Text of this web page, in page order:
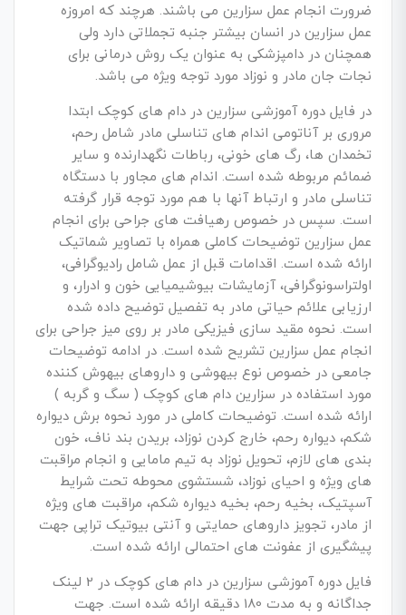
ضرورت انجام عمل سزارین می باشند. هرچند که امروزه
عمل سزارین در انسان بیشتر جنبه تجملاتی دارد ولی
همچنان در دامپزشکی به عنوان یک روش درمانی برای
نجات جان مادر و نوزاد مورد توجه ویژه می باشد.
در فایل دوره آموزشی سزارین در دام های کوچک ابتدا
مروری بر آناتومی اندام های تناسلی مادر شامل رحم،
تخمدان ها، رگ های خونی، رباطات نگهدارنده و سایر
ضمائم مربوطه شده است. اندام های مجاور با دستگاه
تناسلی مادر و ارتباط آنها با هم مورد توجه قرار گرفته
است. سپس در خصوص رهیافت های جراحی برای انجام
عمل سزارین توضیحات کاملی همراه با تصاویر شماتیک
ارائه شده است. اقدامات قبل از عمل شامل رادیوگرافی،
اولتراسونوگرافی، آزمایشات بیوشیمیایی خون و ادرار، و
ارزیابی علائم حیاتی مادر به تفصیل توضیح داده شده
است. نحوه مقید سازی فیزیکی مادر بر روی میز جراحی برای
انجام عمل سزارین تشریح شده است. در ادامه توضیحات
جامعی در خصوص نوع بیهوشی و داروهای بیهوش کننده
مورد استفاده در سزارین دام های کوچک ( سگ و گربه )
ارائه شده است. توضیحات کاملی در مورد نحوه برش دیواره
شکم، دیواره رحم، خارج کردن نوزاد، بریدن بند ناف، خون
بندی های لازم، تحویل نوزاد به تیم مامایی و انجام مراقبت
های ویژه و احیای نوزاد، شستشوی محوطه تحت شرایط
آسپتیک، بخیه رحم، بخیه دیواره شکم، مراقبت های ویژه
از مادر، تجویز داروهای حمایتی و آنتی بیوتیک تراپی جهت
پیشگیری از عفونت های احتمالی ارائه شده است.
فایل دوره آموزشی سزارین در دام های کوچک در 2 لینک
جداگانه و به مدت 180 دقیقه ارائه شده است. جهت